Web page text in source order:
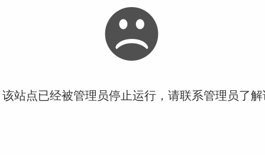
站点已经被管理员停止运行，请联系管理员了